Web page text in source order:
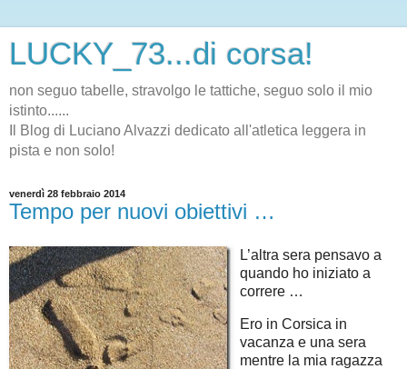
LUCKY_73...di corsa!
non seguo tabelle, stravolgo le tattiche, seguo solo il mio
istinto......
Il Blog di Luciano Alvazzi dedicato all'atletica leggera in
pista e non solo!
venerdì 28 febbraio 2014
Tempo per nuovi obiettivi …
L’altra sera pensavo a
quando ho iniziato a
correre …
Ero in Corsica in
vacanza e una sera
mentre la mia ragazza